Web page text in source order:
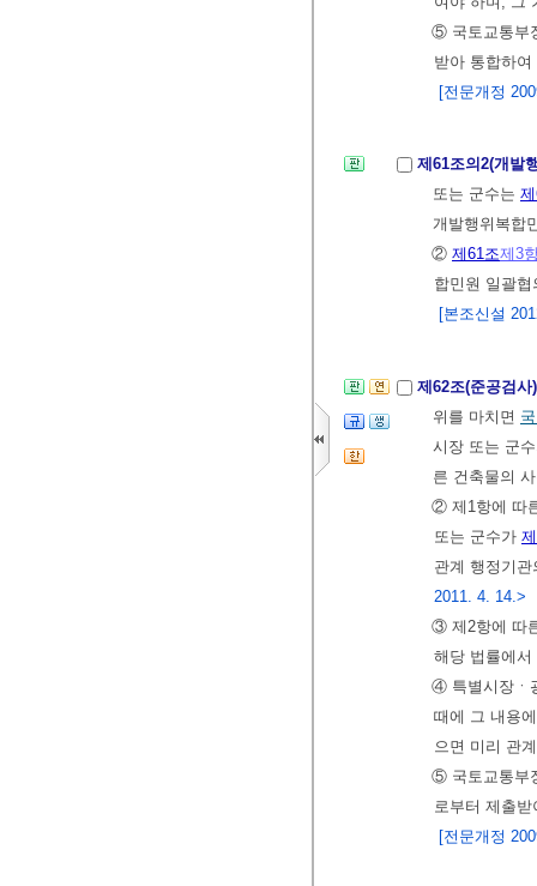
⑤ 국토교통부
받아 통합하
[전문개정
제61조의2(개발
또는 군수는
개발행위복합
② 제61조제3
합민원 일괄
[본조신설
제62조(준공검
위를 마치면
시장 또는 군
른 건축물의
② 제1항에 따
또는 군수가
관계 행정기
2011. 4. 14.>
③ 제2항에 따
해당 법률에
④ 특별시장ㆍ
때에 그 내용
으면 미리 관
⑤ 국토교통부
로부터 제출
[전문개정